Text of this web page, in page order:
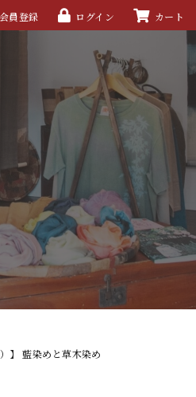
員登録 ログイン カート
】 藍染めと草木染め